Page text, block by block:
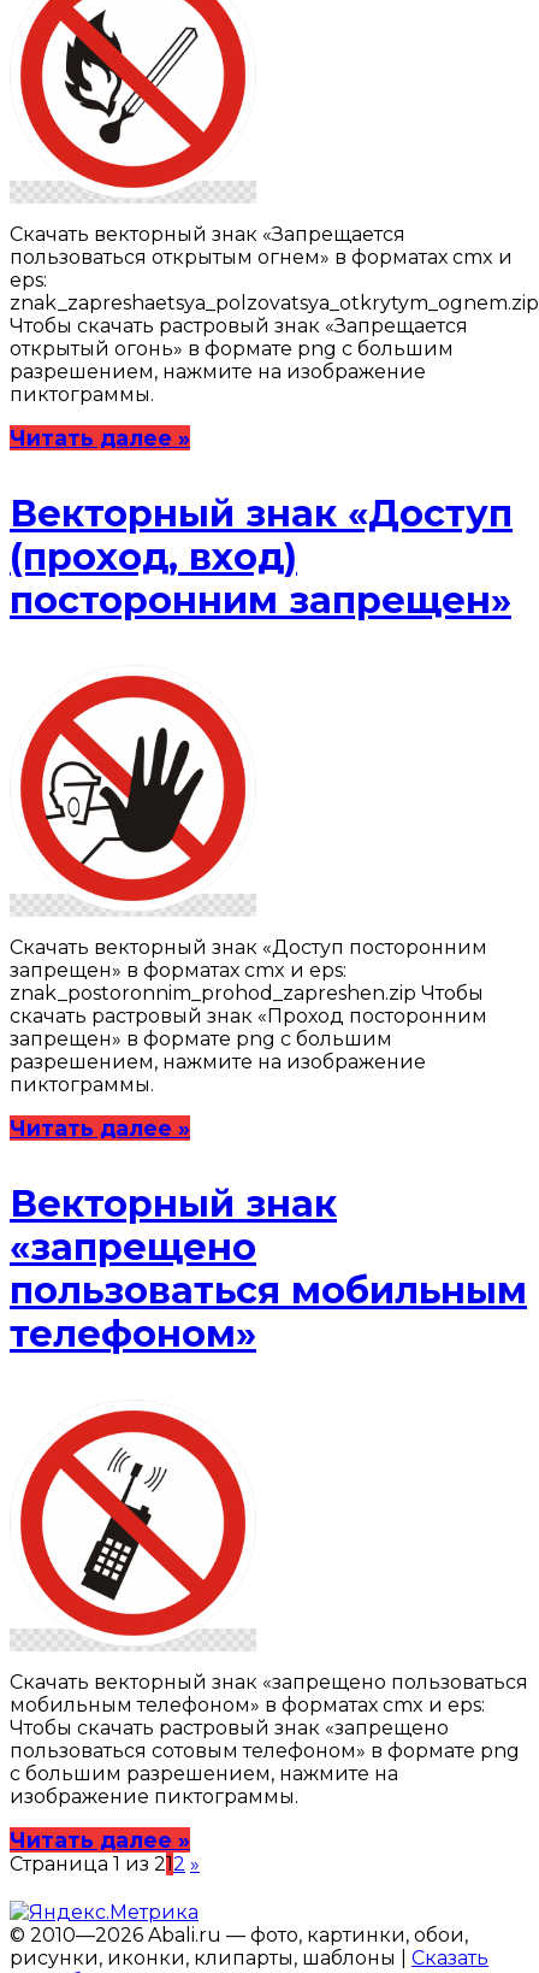
Скачать векторный знак «Запрещается
пользоваться открытым огнем» в форматах cmx и
eps:
znak_zapreshaetsya_polzovatsya_otkrytym_ognem.zip
Чтобы скачать растровый знак «Запрещается
открытый огонь» в формате png с большим
разрешением, нажмите на изображение
пиктограммы.
Читать далее »
Векторный знак «Доступ
(проход, вход)
посторонним запрещен»
Скачать векторный знак «Доступ посторонним
запрещен» в форматах cmx и eps:
znak_postoronnim_prohod_zapreshen.zip Чтобы
скачать растровый знак «Проход посторонним
запрещен» в формате png с большим
разрешением, нажмите на изображение
пиктограммы.
Читать далее »
Векторный знак
«запрещено
пользоваться мобильным
телефоном»
Скачать векторный знак «запрещено пользоваться
мобильным телефоном» в форматах cmx и eps:
Чтобы скачать растровый знак «запрещено
пользоваться сотовым телефоном» в формате png
с большим разрешением, нажмите на
изображение пиктограммы.
Читать далее »
Страница 1 из 212 »
© 2010—2026 Abali.ru — фото, картинки, обои,
рисунки, иконки, клипарты, шаблоны | Сказать